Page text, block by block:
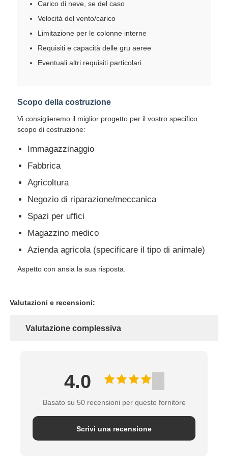
Carico di neve, se del caso
Velocità del vento/carico
Limitazione per le colonne interne
Requisiti e capacità delle gru aeree
Eventuali altri requisiti particolari
Scopo della costruzione
Vi consiglieremo il miglior progetto per il vostro specifico
scopo di costruzione:
Immagazzinaggio
Fabbrica
Agricoltura
Negozio di riparazione/meccanica
Spazi per uffici
Magazzino medico
Azienda agricola (specificare il tipo di animale)
Aspetto con ansia la sua risposta.
Valutazioni e recensioni:
Valutazione complessiva
4.0
Basato su 50 recensioni per questo fornitore
Scrivi una recensione